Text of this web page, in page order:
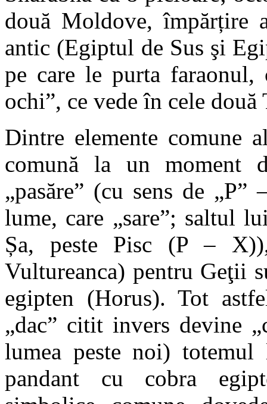
două Moldove, împărțire
antic (Egiptul de Sus şi
pe care le purta faraonul,
ochi”, ce vede în cele două
Dintre elemente comune
comună la un moment
„pasăre” (cu sens de
lume, care „sare”; saltul
Șa, peste Pisc (P –
Vultureanca) pentru Geţii
egipten (Horus). Tot
„dac” citit invers devine
lumea peste noi) totemul
pandant cu cobra